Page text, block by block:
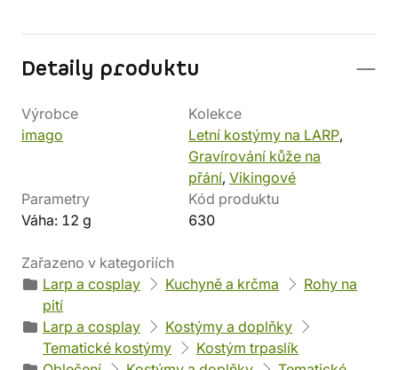
Detaily produktu
Výrobce
imago
Kolekce
Letní kostýmy na LARP,
Gravírování kůže na
přání, Vikingové
Parametry
Váha: 12 g
Kód produktu
630
Zařazeno v kategoriích
Larp a cosplay
Kuchyně a krčma
Rohy na
pití
Larp a cosplay
Kostýmy a doplňky
Tematické kostýmy
Kostým trpaslík